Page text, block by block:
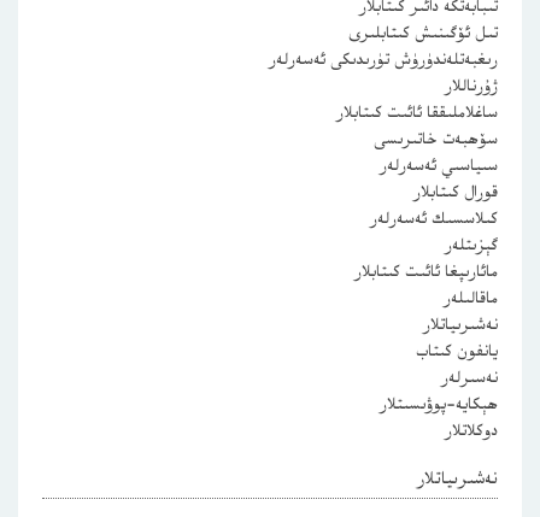
تىبابەتكە دائىر كىتابلار
تىل ئۆگىنىش كىتابلىرى
رىغبەتلەندۈرۈش تۈرىدىكى ئەسەرلەر
ژۇرناللار
ساغلاملىققا ئائىت كىتابلار
سۆھبەت خاتىرىسى
سىياسىي ئەسەرلەر
قورال كىتابلار
كىلاسسىك ئەسەرلەر
گېزىتلەر
مائارىپغا ئائىت كىتابلار
ماقالىلەر
نەشىرىياتلار
يانفون كىتاب
نەسىرلەر
ھېكايە-پوۋىسىتلار
دوكلاتلار
نەشىرىياتلار